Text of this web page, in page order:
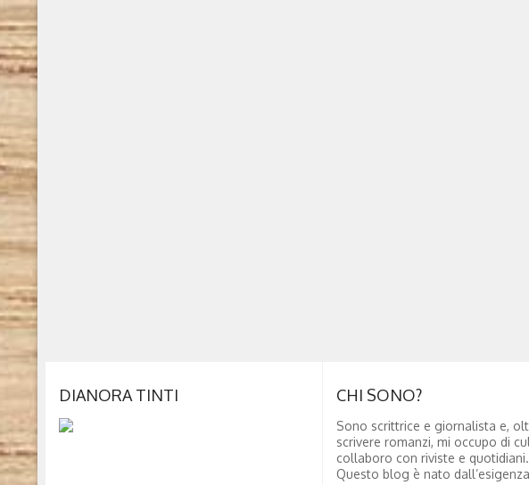
DIANORA TINTI CHI SONO?
Sono scrittrice e giornalista e,
scrivere romanzi, mi occupo di
collaboro con riviste e quotidiani.
Questo blog è nato